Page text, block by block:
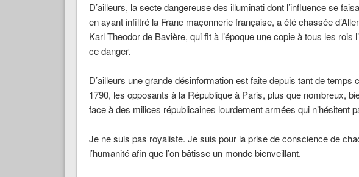
D’ailleurs, la secte dangereuse des illuminati dont l’influence se
en ayant infiltré la Franc maçonnerie française, a été chassée
Karl Theodor de Bavière, qui fit à l’époque une copie à tous les rois
ce danger.
D’ailleurs une grande désinformation est faite depuis tant de temps
1790, les opposants à la République à Paris, plus que nombreux,
face à des milices républicaines lourdement armées qui n’hésitent
Je ne suis pas royaliste. Je suis pour la prise de conscience de
l’humanité afin que l’on bâtisse un monde bienveillant.